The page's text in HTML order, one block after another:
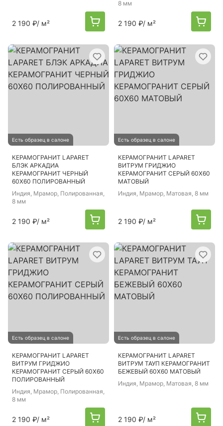
2 190 ₽/ м²
8 мм
2 190 ₽/ м²
Есть образец в салоне
КЕРАМОГРАНИТ LAPARET
БЛЭК АРКАДИА
КЕРАМОГРАНИТ ЧЕРНЫЙ
60Х60 ПОЛИРОВАННЫЙ
Индия, Мрамор, Полированная,
8 мм
2 190 ₽/ м²
Есть образец в салоне
КЕРАМОГРАНИТ LAPARET
ВИТРУМ ГРИДЖИО
КЕРАМОГРАНИТ СЕРЫЙ 60Х60
МАТОВЫЙ
Индия, Мрамор, Матовая, 8 мм
2 190 ₽/ м²
Есть образец в салоне
КЕРАМОГРАНИТ LAPARET
ВИТРУМ ГРИДЖИО
КЕРАМОГРАНИТ СЕРЫЙ 60Х60
ПОЛИРОВАННЫЙ
Индия, Мрамор, Полированная,
8 мм
2 190 ₽/ м²
Есть образец в салоне
КЕРАМОГРАНИТ LAPARET
ВИТРУМ ТАУП КЕРАМОГРАНИТ
БЕЖЕВЫЙ 60Х60 МАТОВЫЙ
Индия, Мрамор, Матовая, 8 мм
2 190 ₽/ м²